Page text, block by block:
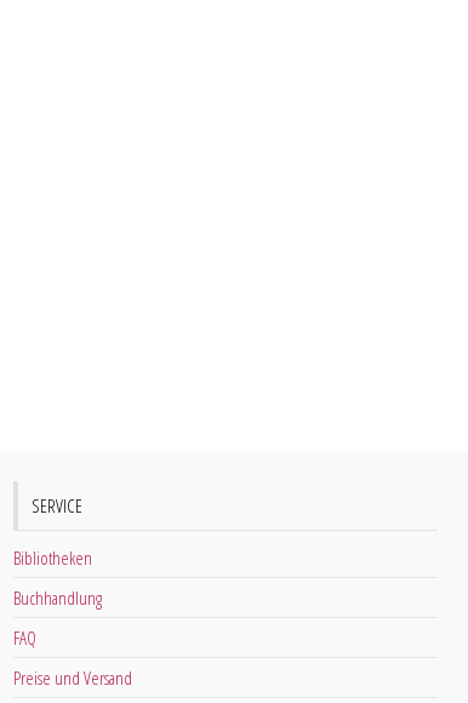
SERVICE
Bibliotheken
Buchhandlung
FAQ
Preise und Versand